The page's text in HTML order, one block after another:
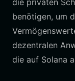
die privaten
benötigen, um
dezentralen
die auf Solana